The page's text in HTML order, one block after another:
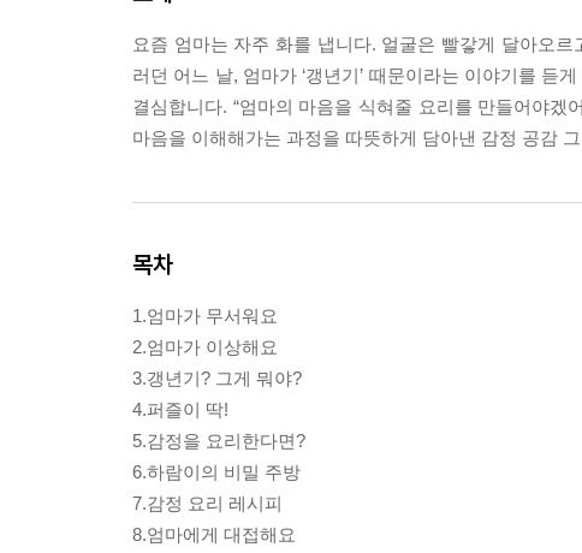
요즘 엄마는 자주 화를 냅니다. 얼굴은 빨갛게 달아오
러던 어느 날, 엄마가 ‘갱년기’ 때문이라는 이야기를 듣
결심합니다. “엄마의 마음을 식혀줄 요리를 만들어야
마음을 이해해가는 과정을 따뜻하게 담아낸 감정 공감
목차
1.엄마가 무서워요
2.엄마가 이상해요
3.갱년기? 그게 뭐야?
4.퍼즐이 딱!
5.감정을 요리한다면?
6.하람이의 비밀 주방
7.감정 요리 레시피
8.엄마에게 대접해요